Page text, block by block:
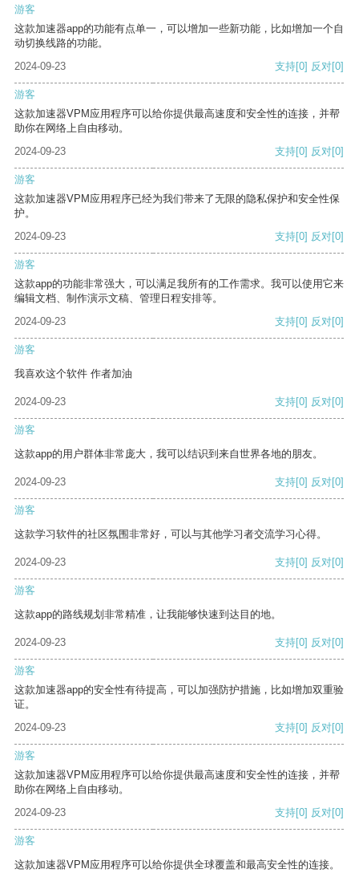
游客
这款加速器app的功能有点单一，可以增加一些新功能，比如增加一个自
动切换线路的功能。
2024-09-23
支持[0] 反对[0]
游客
这款加速器VPM应用程序可以给你提供最高速度和安全性的连接，并帮
助你在网络上自由移动。
2024-09-23
支持[0] 反对[0]
游客
这款加速器VPM应用程序已经为我们带来了无限的隐私保护和安全性保
护。
2024-09-23
支持[0] 反对[0]
游客
这款app的功能非常强大，可以满足我所有的工作需求。我可以使用它来
编辑文档、制作演示文稿、管理日程安排等。
2024-09-23
支持[0] 反对[0]
游客
我喜欢这个软件 作者加油
2024-09-23 支持[0] 反对[0]
游客
这款app的用户群体非常庞大，我可以结识到来自世界各地的朋友。
2024-09-23 支持[0] 反对[0]
游客
这款学习软件的社区氛围非常好，可以与其他学习者交流学习心得。
2024-09-23 支持[0] 反对[0]
游客
这款app的路线规划非常精准，让我能够快速到达目的地。
2024-09-23 支持[0] 反对[0]
游客
这款加速器app的安全性有待提高，可以加强防护措施，比如增加双重验
证。
2024-09-23
支持[0] 反对[0]
游客
这款加速器VPM应用程序可以给你提供最高速度和安全性的连接，并帮
助你在网络上自由移动。
2024-09-23
支持[0] 反对[0]
游客
这款加速器VPM应用程序可以给你提供全球覆盖和最高安全性的连接。